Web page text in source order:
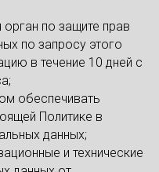
по защите прав
по запросу этого
в течение 10 дней с
обеспечивать
Политике в
данных;
и технические